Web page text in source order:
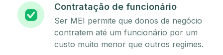
Contratação de funcionário
Ser MEI permite que donos de negócio
contratem até um funcionário por um
custo muito menor que outros regimes.